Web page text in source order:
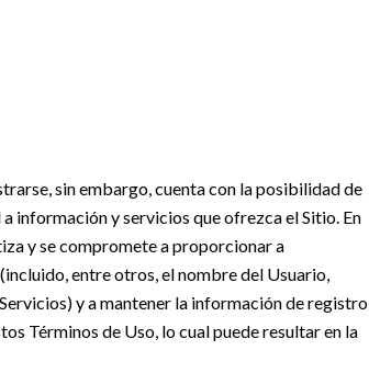
sin embargo, cuenta con la posibilidad de
información y servicios que ofrezca el Sitio. En
y se compromete a proporcionar a
entre otros, el nombre del Usuario,
y a mantener la información de registro
Términos de Uso, lo cual puede resultar en la